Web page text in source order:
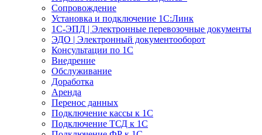
Сопровождение
Установка и подключение 1С:Линк
1С-ЭПД | Электронные перевозочные документы
ЭДО | Электронный документооборот
Консультации по 1С
Внедрение
Обслуживание
Доработка
Аренда
Перенос данных
Подключение кассы к 1С
Подключение ТСД к 1С